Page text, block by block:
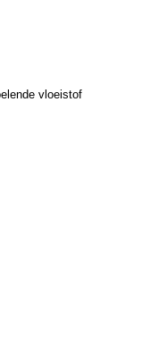
vloeistof